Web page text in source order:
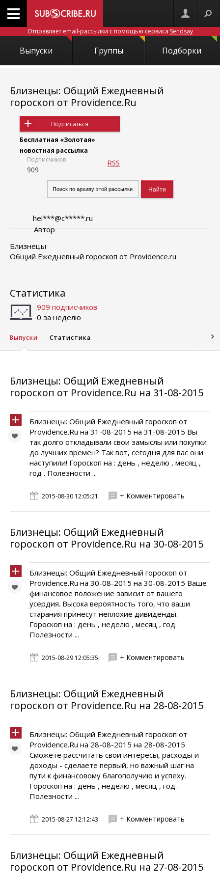
Отправляет email-рассылки с помощью сервиса Sendsay
Выпуски Группы Подборки
Близнецы: Общий Ежедневный
гороскоп от Providence.Ru
Подписаться
Бесплатная «Золотая»
новостная рассылка
Подписчиков
909
RSS
Автор
hel***@c*****.ru
Близнецы
Общий Ежедневный гороскоп от Providence.ru
Статистика
909 подписчиков
0 за неделю
Выпуски Статистика
Близнецы: Общий Ежедневный
гороскоп от Providence.Ru на 31-08-2015
Близнецы: Общий Ежедневный гороскоп от
Providence.Ru на 31-08-2015 на 31-08-2015 Вы
так долго откладывали свои замыслы или покупки
до лучших времен? Так вот, сегодня для вас они
наступили! Гороскоп на : день , неделю , месяц ,
год . Полезности ...
2015-08-30 12:05:21 + Комментировать
Близнецы: Общий Ежедневный
гороскоп от Providence.Ru на 30-08-2015
Близнецы: Общий Ежедневный гороскоп от
Providence.Ru на 30-08-2015 на 30-08-2015 Ваше
финансовое положение зависит от вашего
усердия. Высока вероятность того, что ваши
старания принесут неплохие дивиденды.
Гороскоп на : день , неделю , месяц , год .
Полезности ...
2015-08-29 12:05:35 + Комментировать
Близнецы: Общий Ежедневный
гороскоп от Providence.Ru на 28-08-2015
Близнецы: Общий Ежедневный гороскоп от
Providence.Ru на 28-08-2015 на 28-08-2015
Сможете рассчитать свои интересы, расходы и
доходы - сделаете первый, но важный шаг на
пути к финансовому благополучию и успеху.
Гороскоп на : день , неделю , месяц , год .
Полезности ...
2015-08-27 12:12:43 + Комментировать
Близнецы: Общий Ежедневный
гороскоп от Providence.Ru на 27-08-2015